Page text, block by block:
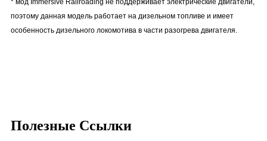
* мод Immersive Railroading не поддерживает электрические двигатели,
поэтому данная модель работает на дизельном топливе и имеет
особенность дизельного локомотива в части разогрева двигателя.
Полезные Ссылки